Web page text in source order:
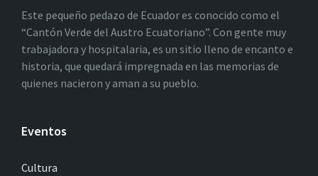
Este pequeño pedazo de Ecuador es conocido como el
“Cantón Verde del Austro Ecuatoriano”. Con gente muy
trabajadora y hospitalaria, es un sitio lleno de encanto e
historia, que quedará impregnada en las memorias de
quienes nacieron y aman a su pueblo.
Eventos
Cultura